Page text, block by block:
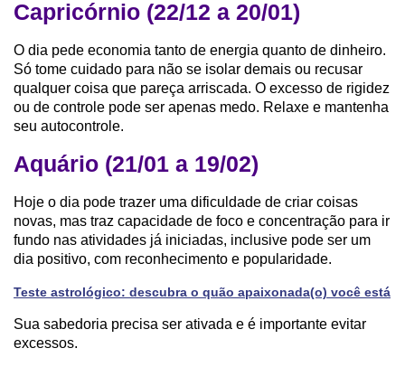
Capricórnio (22/12 a 20/01)
O dia pede economia tanto de energia quanto de dinheiro.
Só tome cuidado para não se isolar demais ou recusar
qualquer coisa que pareça arriscada. O excesso de rigidez
ou de controle pode ser apenas medo. Relaxe e mantenha
seu autocontrole.
Aquário (21/01 a 19/02)
Hoje o dia pode trazer uma dificuldade de criar coisas
novas, mas traz capacidade de foco e concentração para ir
fundo nas atividades já iniciadas, inclusive pode ser um
dia positivo, com reconhecimento e popularidade.
Teste astrológico: descubra o quão apaixonada(o) você está
Sua sabedoria precisa ser ativada e é importante evitar
excessos.